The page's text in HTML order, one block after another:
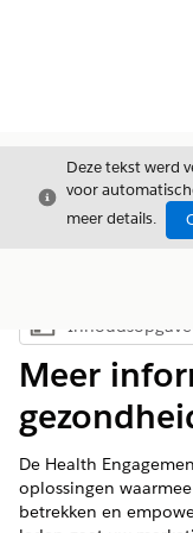
Sluiten
Deze tekst werd
voor
meer details.
Inhoudsopgave
Meer
De Health
oplossingen
betrekken en